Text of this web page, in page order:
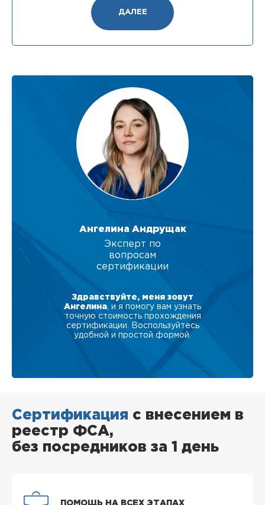
ДАЛЕЕ
Ангелина Андрущак
Эксперт по
вопросам
сертификации
Здравствуйте, меня зовут
Ангелина , и я помогу вам узнать
точную стоимость прохождения
сертификации. Воспользуйтесь
удобной и простой формой.
Сертификация с внесением в
реестр ФСА,
без посредников за 1 день
ПОМОЩЬ НА ВСЕХ ЭТАПАХ